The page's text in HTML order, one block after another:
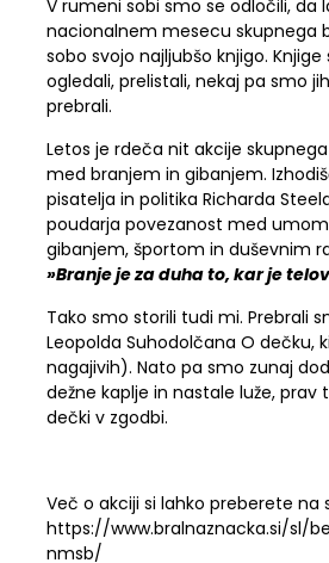
V rumeni sobi smo se odločili, da
nacionalnem mesecu skupnega
sobo svojo najljubšo knjigo.
ogledali, prelistali, nekaj pa smo
prebrali.
Letos je rdeča nit akcije
med branjem in gibanjem.
pisatelja in politika Richarda
poudarja povezanost med
gibanjem, športom in duševnim
»Branje je za duha to, kar je
Tako smo storili tudi mi. Prebrali
Leopolda Suhodolčana O dečku,
nagajivih). Nato pa smo zunaj
dežne kaplje in nastale luže, prav
dečki v zgodbi.
Več o akciji si lahko preberete na
https://www.bralnaznacka.si/sl/
nmsb/